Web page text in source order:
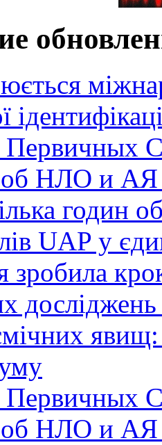
Первичных
об НЛО и
годин
UAP у
зробила
Первичных
об НЛО и